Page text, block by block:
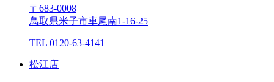
〒683-0008
⿃取県⽶⼦市⾞尾南1-16-25
TEL 0120-63-4141
松江店